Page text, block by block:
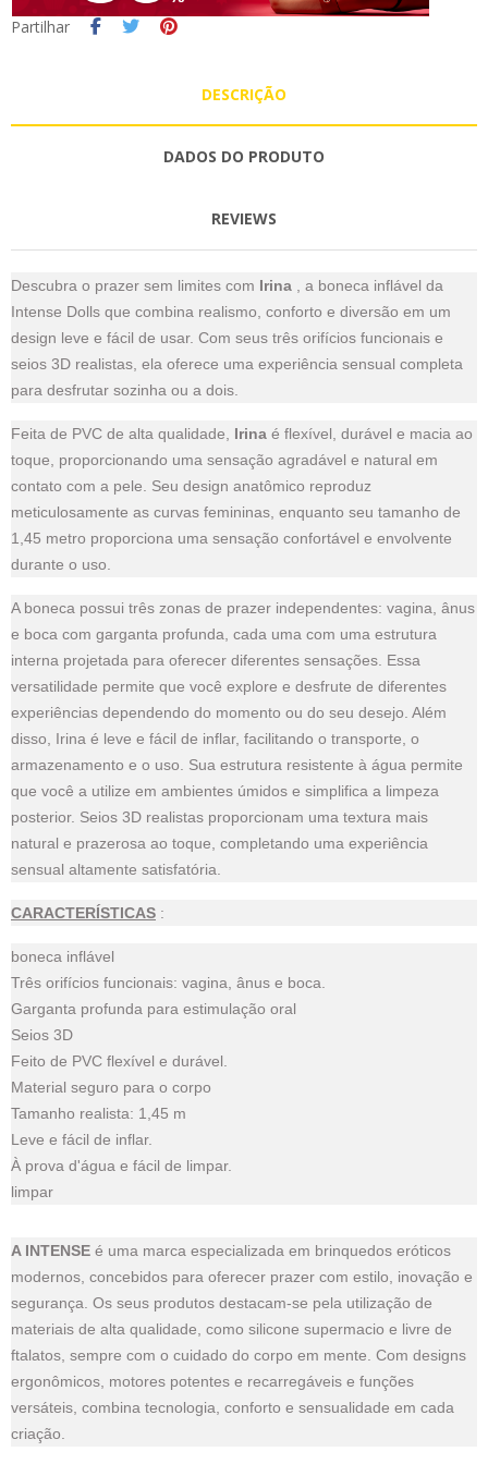
Partilhar
DESCRIÇÃO
DADOS DO PRODUTO
REVIEWS
Descubra o prazer sem limites com Irina , a boneca inflável da
Intense Dolls que combina realismo, conforto e diversão em um
design leve e fácil de usar. Com seus três orifícios funcionais e
seios 3D realistas, ela oferece uma experiência sensual completa
para desfrutar sozinha ou a dois.
Feita de PVC de alta qualidade, Irina é flexível, durável e macia ao
toque, proporcionando uma sensação agradável e natural em
contato com a pele. Seu design anatômico reproduz
meticulosamente as curvas femininas, enquanto seu tamanho de
1,45 metro proporciona uma sensação confortável e envolvente
durante o uso.
A boneca possui três zonas de prazer independentes: vagina, ânus
e boca com garganta profunda, cada uma com uma estrutura
interna projetada para oferecer diferentes sensações. Essa
versatilidade permite que você explore e desfrute de diferentes
experiências dependendo do momento ou do seu desejo. Além
disso, Irina é leve e fácil de inflar, facilitando o transporte, o
armazenamento e o uso. Sua estrutura resistente à água permite
que você a utilize em ambientes úmidos e simplifica a limpeza
posterior. Seios 3D realistas proporcionam uma textura mais
natural e prazerosa ao toque, completando uma experiência
sensual altamente satisfatória.
CARACTERÍSTICAS :
boneca inflável
Três orifícios funcionais: vagina, ânus e boca.
Garganta profunda para estimulação oral
Seios 3D
Feito de PVC flexível e durável.
Material seguro para o corpo
Tamanho realista: 1,45 m
Leve e fácil de inflar.
À prova d'água e fácil de limpar.
limpar
A INTENSE é uma marca especializada em brinquedos eróticos
modernos, concebidos para oferecer prazer com estilo, inovação e
segurança. Os seus produtos destacam-se pela utilização de
materiais de alta qualidade, como silicone supermacio e livre de
ftalatos, sempre com o cuidado do corpo em mente. Com designs
ergonômicos, motores potentes e recarregáveis e funções
versáteis, combina tecnologia, conforto e sensualidade em cada
criação.